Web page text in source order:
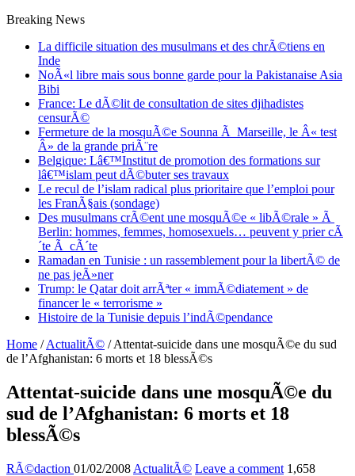
Breaking News
La difficile situation des musulmans et des chrÃ©tiens en
Inde
NoÃ«l libre mais sous bonne garde pour la Pakistanaise Asia
Bibi
France: Le dÃ©lit de consultation de sites djihadistes
censurÃ©
Fermeture de la mosquÃ©e Sounna Ã Marseille, le Â« test
Â» de la grande priÃ¨re
Belgique: Lâ€™Institut de promotion des formations sur
lâ€™islam peut dÃ©buter ses travaux
Le recul de l’islam radical plus prioritaire que l’emploi pour
les FranÃ§ais (sondage)
Des musulmans crÃ©ent une mosquÃ©e « libÃ©rale » Ã
Berlin: hommes, femmes, homosexuels… peuvent y prier cÃ
´te Ã cÃ´te
Ramadan en Tunisie : un rassemblement pour la libertÃ© de
ne pas jeÃ»ner
Trump: le Qatar doit arrÃªter « immÃ©diatement » de
financer le « terrorisme »
Histoire de la Tunisie depuis l’indÃ©pendance
Home / ActualitÃ© / Attentat-suicide dans une mosquÃ©e du sud
de l’Afghanistan: 6 morts et 18 blessÃ©s
Attentat-suicide dans une mosquÃ©e du
sud de l’Afghanistan: 6 morts et 18
blessÃ©s
RÃ©daction 01/02/2008 ActualitÃ© Leave a comment 1,658